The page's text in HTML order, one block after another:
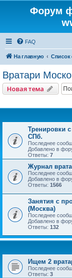
Форум
FAQ
На главную
Вратари
Новая тема
Тренировки
СПб.
Последнее
Добавлено в
Ответы: 7
Журнал
Последнее
Добавлено в
Ответы: 1566
Занятия с
(Москва)
Последнее
Добавлено в
Ответы: 132
Ищем 2
Последнее
Ответы: 3